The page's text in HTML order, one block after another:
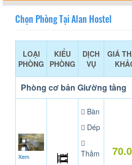
Chọn Phòng Tại Alan Hostel
LOẠI
PHÒNG
KIỂU
PHÒNG
DỊCH
VỤ
GIÁ
Phòng cơ bản Giường tầng
Xem
Bàn
Dép
Thảm